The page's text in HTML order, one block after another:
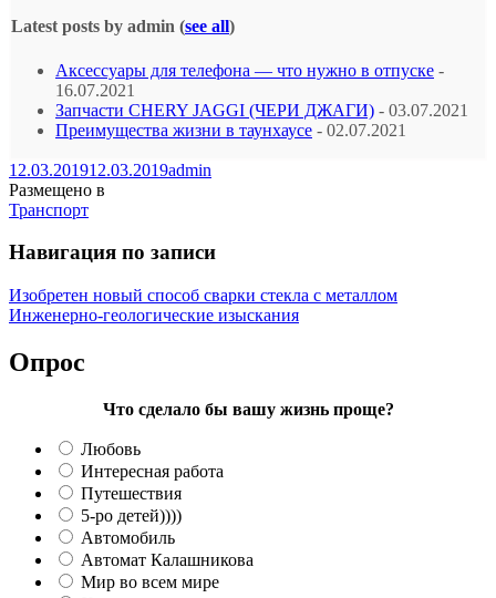
Latest posts by admin (see all)
Аксессуары для телефона — что нужно в отпуске -
16.07.2021
Запчасти CHERY JAGGI (ЧЕРИ ДЖАГИ) - 03.07.2021
Преимущества жизни в таунхаусе - 02.07.2021
12.03.201912.03.2019admin
Размещено в
Транспорт
Навигация по записи
Изобретен новый способ сварки стекла с металлом
Инженерно-геологические изыскания
Опрос
Что сделало бы вашу жизнь проще?
Любовь
Интересная работа
Путешествия
5-ро детей))))
Автомобиль
Автомат Калашникова
Мир во всем мире